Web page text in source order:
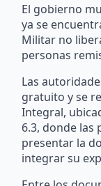
El gobierno
ya se
Militar no
personas
Las
gratuito y se
Integral,
6.3, donde las
presentar la
integrar su